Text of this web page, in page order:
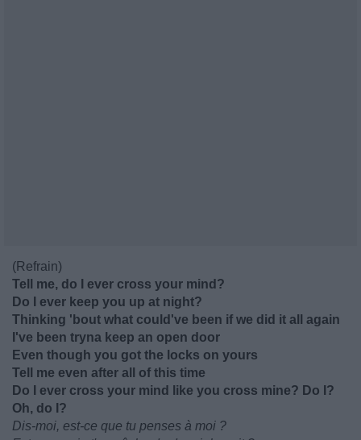
(Refrain)
Tell me, do I ever cross your mind?
Do I ever keep you up at night?
Thinking 'bout what could've been if we did it all again
I've been tryna keep an open door
Even though you got the locks on yours
Tell me even after all of this time
Do I ever cross your mind like you cross mine? Do I?
Oh, do I?
Dis-moi, est-ce que tu penses à moi ?